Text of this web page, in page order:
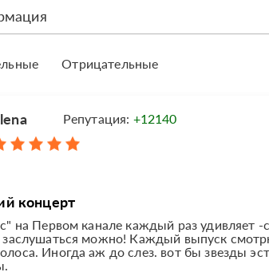
Отрицательные
Репутация: +12140
концерт
на Первом канале каждый раз удивляет
заслушаться можно! Каждый выпуск
Иногда аж до слез. вот бы звезды